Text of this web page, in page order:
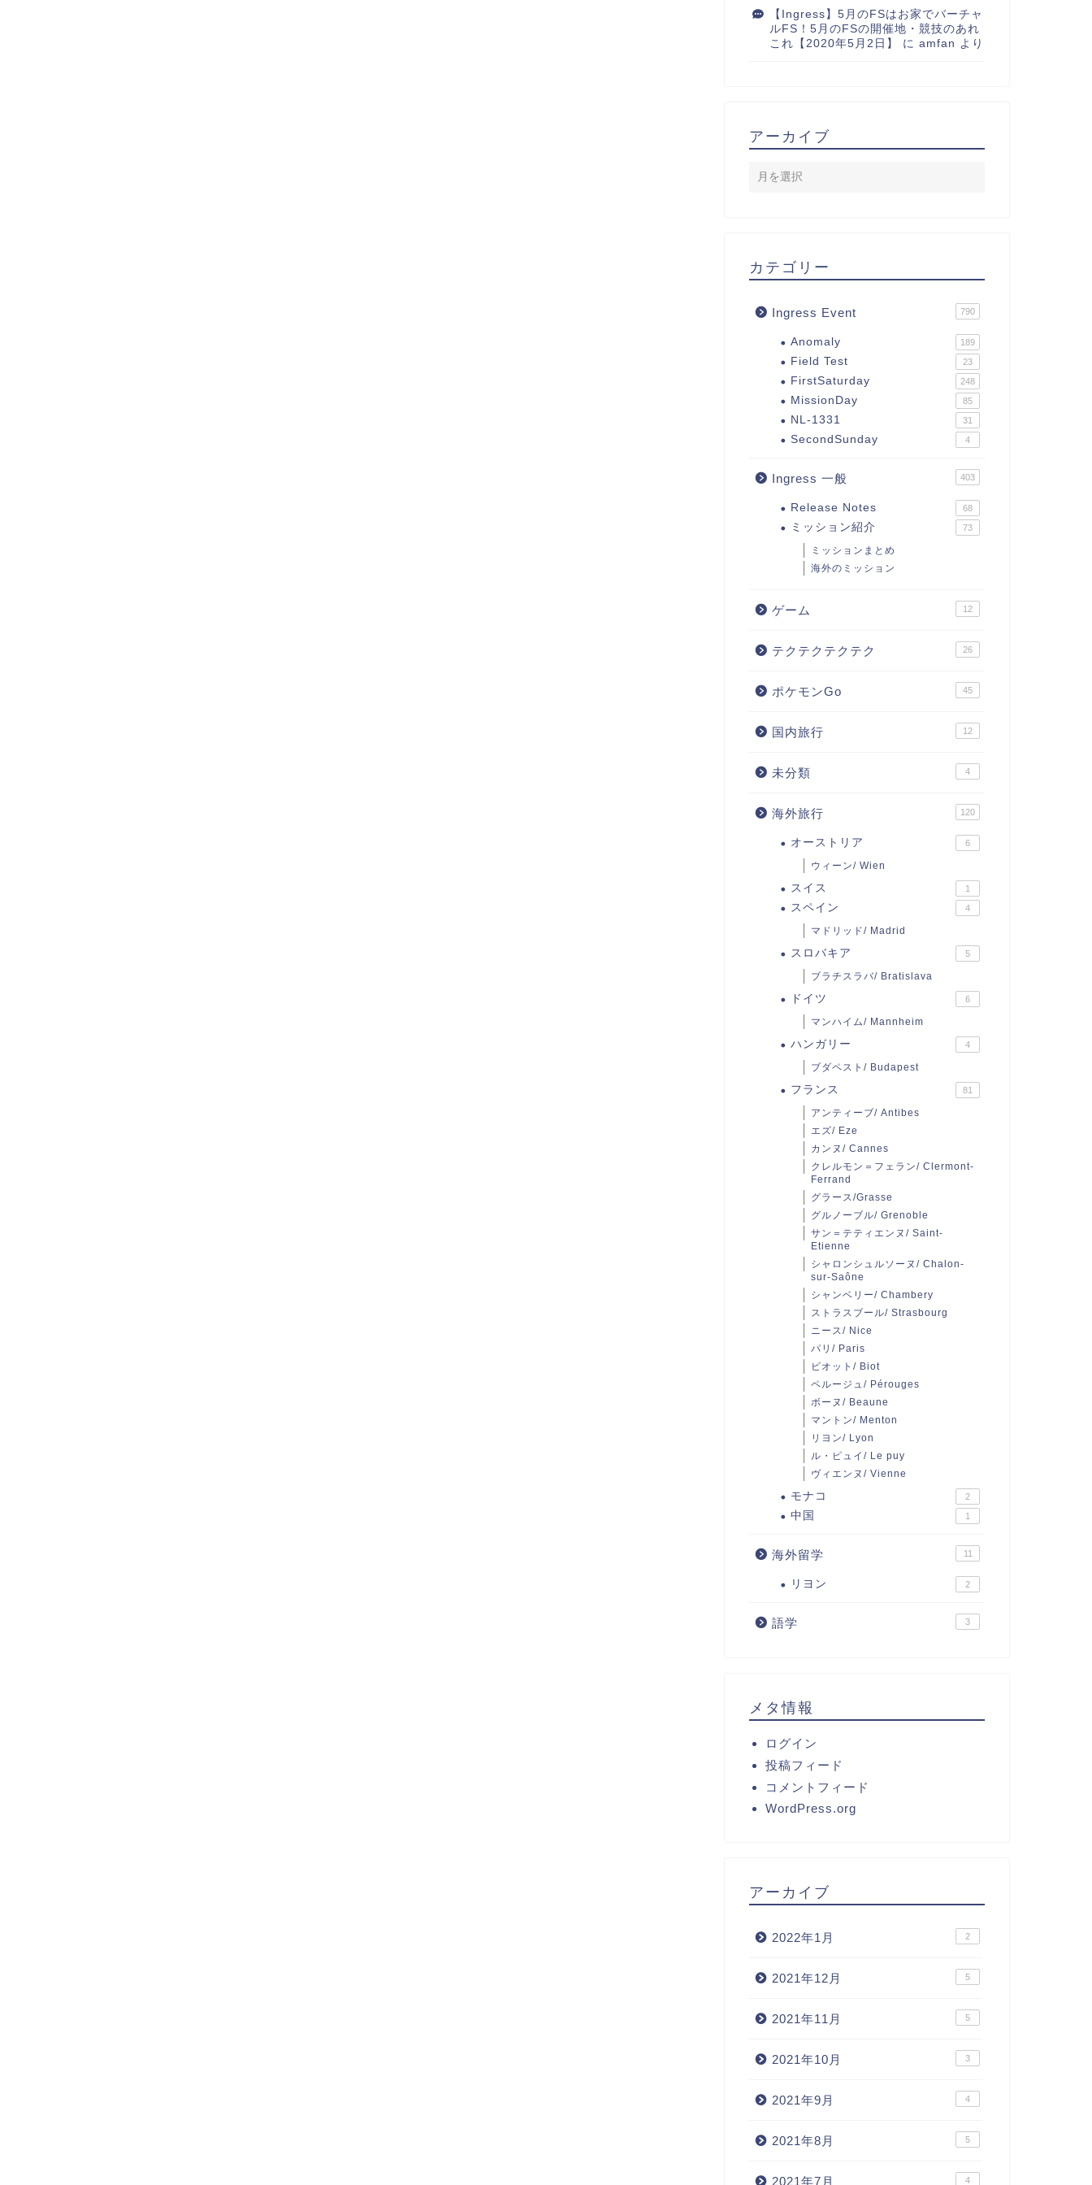
【Ingress】5月のFSはお家でバーチャ
ルFS！5月のFSの開催地・競技のあれ
これ【2020年5月2日】
に amfan より
アーカイブ
カテゴリー
Ingress Event 790
Anomaly 189
Field Test 23
FirstSaturday 248
MissionDay 85
NL-1331 31
SecondSunday 4
Ingress 一般 403
Release Notes 68
ミッション紹介 73
ミッションまとめ
海外のミッション
ゲーム 12
テクテクテクテク 26
ポケモンGo 45
国内旅行 12
未分類 4
海外旅行 120
オーストリア 6
ウィーン/ Wien
スイス 1
スペイン 4
マドリッド/ Madrid
スロバキア 5
ブラチスラバ/ Bratislava
ドイツ 6
マンハイム/ Mannheim
ハンガリー 4
ブダペスト/ Budapest
フランス 81
アンティーブ/ Antibes
エズ/ Eze
カンヌ/ Cannes
クレルモン＝フェラン/ Clermont-
Ferrand
グラース/Grasse
グルノーブル/ Grenoble
サン＝テティエンヌ/ Saint-
Etienne
シャロンシュルソーヌ/ Chalon-
sur-Saône
シャンベリー/ Chambery
ストラスブール/ Strasbourg
ニース/ Nice
パリ/ Paris
ビオット/ Biot
ペルージュ/ Pérouges
ボーヌ/ Beaune
マントン/ Menton
リヨン/ Lyon
ル・ピュイ/ Le puy
ヴィエンヌ/ Vienne
モナコ 2
中国 1
海外留学 11
リヨン 2
語学 3
メタ情報
ログイン
投稿フィード
コメントフィード
WordPress.org
アーカイブ
2022年1月 2
2021年12月 5
2021年11月 5
2021年10月 3
2021年9月 4
2021年8月 5
2021年7月 4